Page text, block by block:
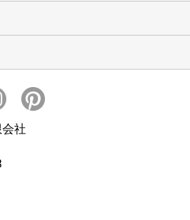
メンテナンスについて (3)
社